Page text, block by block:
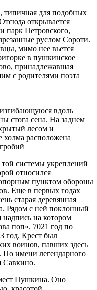
типичная для подобных
открывается
парк Петровского,
руслом Сороти.
мимо нее вьется
в пушкинское
принадлежавшая
с родителями поэта
той системы укреплений
относился
пунктом обороны
Еще в первых годах
старая деревянная
Рядом с ней поклонный
надпись на котором
поп». 7021 год по
год. Крест был
воинов, павших здесь
По имени легендарного
Савкино.
Пушкина. Оно